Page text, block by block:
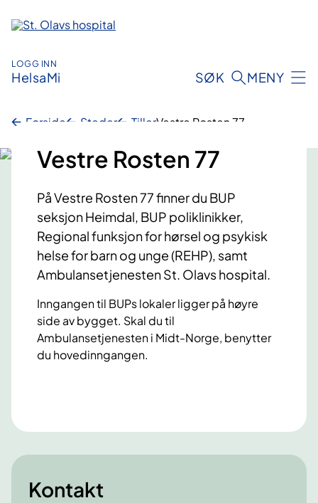
innhold
LOGG INN
HelsaMi SØK MENY
Forside Steder TillerVestre Rosten 77
Vestre Rosten 77
På Vestre Rosten 77 finner du BUP
seksjon Heimdal, BUP poliklinikker,
Regional funksjon for hørsel og psykisk
helse for barn og unge (REHP), samt
Ambulansetjenesten St. Olavs hospital.
Inngangen til BUPs lokaler ligger på høyre
side av bygget. Skal du til
Ambulansetjenesten i Midt-Norge, benytter
du hovedinngangen.
Kontakt